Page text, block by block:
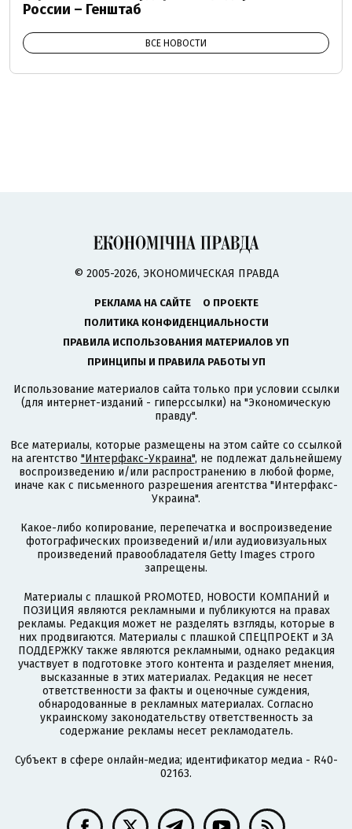
России – Генштаб
ВСЕ НОВОСТИ
© 2005-2026, ЭКОНОМИЧЕСКАЯ ПРАВДА
РЕКЛАМА НА САЙТЕ
О ПРОЕКТЕ
ПОЛИТИКА КОНФИДЕНЦИАЛЬНОСТИ
ПРАВИЛА ИСПОЛЬЗОВАНИЯ МАТЕРИАЛОВ УП
ПРИНЦИПЫ И ПРАВИЛА РАБОТЫ УП
Использование материалов сайта только при условии ссылки
(для интернет-изданий - гиперссылки) на "Экономическую
правду".
Все материалы, которые размещены на этом сайте со ссылкой
на агентство "Интерфакс-Украина", не подлежат дальнейшему
воспроизведению и/или распространению в любой форме,
иначе как с письменного разрешения агентства "Интерфакс-
Украина".
Какое-либо копирование, перепечатка и воспроизведение
фотографических произведений и/или аудиовизуальных
произведений правообладателя Getty Images строго
запрещены.
Материалы с плашкой PROMOTED, НОВОСТИ КОМПАНИЙ и
ПОЗИЦИЯ являются рекламными и публикуются на правах
рекламы. Редакция может не разделять взгляды, которые в
них продвигаются. Материалы с плашкой СПЕЦПРОЕКТ и ЗА
ПОДДЕРЖКУ также являются рекламными, однако редакция
участвует в подготовке этого контента и разделяет мнения,
высказанные в этих материалах. Редакция не несет
ответственности за факты и оценочные суждения,
обнародованные в рекламных материалах. Согласно
украинскому законодательству ответственность за
содержание рекламы несет рекламодатель.
Субъект в сфере онлайн-медиа; идентификатор медиа - R40-
02163.